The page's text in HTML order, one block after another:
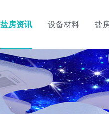
盐房资讯 设备材料 盐